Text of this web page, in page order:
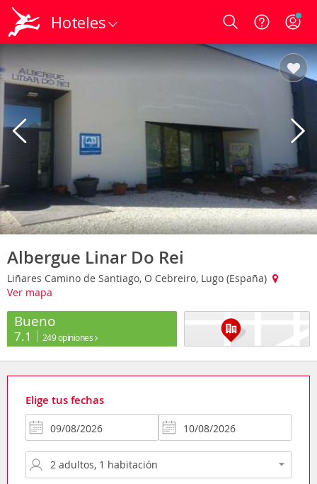
Hoteles Login
Albergue Linar Do Rei
Liñares Camino de Santiago, O Cebreiro, Lugo (España)
Ver mapa
Bueno
7.1 249 opiniones
Elige tus fechas